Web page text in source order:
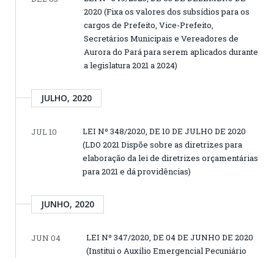
2020 (Fixa os valores dos subsídios para os
cargos de Prefeito, Vice-Prefeito,
Secretários Municipais e Vereadores de
Aurora do Pará para serem aplicados durante
a legislatura 2021 a 2024)
JULHO, 2020
JUL 10
LEI Nº 348/2020, DE 10 DE JULHO DE 2020
(LDO 2021 Dispõe sobre as diretrizes para
elaboração da lei de diretrizes orçamentárias
para 2021 e dá providências)
JUNHO, 2020
JUN 04
LEI Nº 347/2020, DE 04 DE JUNHO DE 2020
(Institui o Auxílio Emergencial Pecuniário